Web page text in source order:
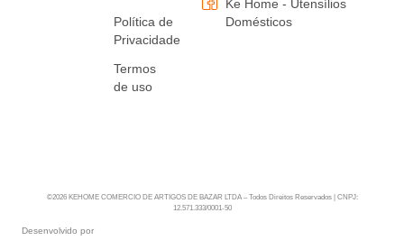
Política de
Privacidade
Termos
de uso
Ke Home - Utensílios
Domésticos
Desenvolvido por
©2026 KEHOME COMERCIO DE ARTIGOS DE BAZAR LTDA – Todos Direitos Reservados | CNPJ:
12.571.333/0001-50